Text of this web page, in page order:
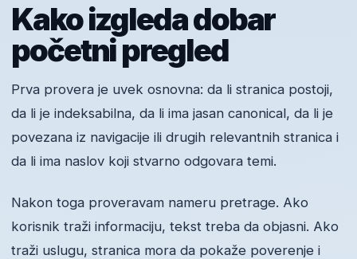
Kako izgleda dobar
početni pregled
Prva provera je uvek osnovna: da li stranica postoji,
da li je indeksabilna, da li ima jasan canonical, da li je
povezana iz navigacije ili drugih relevantnih stranica i
da li ima naslov koji stvarno odgovara temi.
Nakon toga proveravam nameru pretrage. Ako
korisnik traži informaciju, tekst treba da objasni. Ako
traži uslugu, stranica mora da pokaže poverenje i